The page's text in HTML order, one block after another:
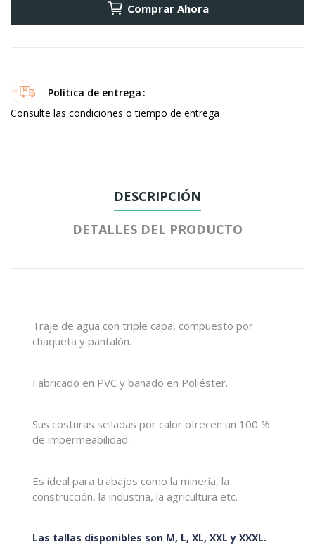
Comprar Ahora
Política de entrega
Consulte las condiciones o tiempo de entrega
DESCRIPCIÓN
DETALLES DEL PRODUCTO
Traje de agua con triple capa, compuesto por
chaqueta y pantalón.
Fabricado en PVC y bañado en Poliéster.
Sus costuras selladas por calor ofrecen un 100 %
de impermeabilidad.
Es ideal para trabajos como la minería, la
construcción, la industria, la agricultura etc.
Las tallas disponibles son M, L, XL, XXL y XXXL.